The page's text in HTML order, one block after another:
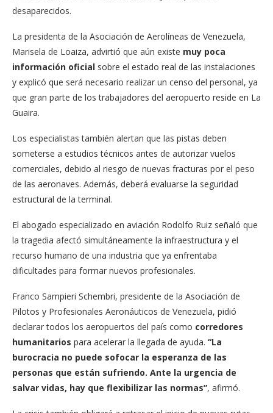
desaparecidos.
La presidenta de la Asociación de Aerolíneas de Venezuela,
Marisela de Loaiza, advirtió que aún existe muy poca
información oficial sobre el estado real de las instalaciones
y explicó que será necesario realizar un censo del personal, ya
que gran parte de los trabajadores del aeropuerto reside en La
Guaira.
Los especialistas también alertan que las pistas deben
someterse a estudios técnicos antes de autorizar vuelos
comerciales, debido al riesgo de nuevas fracturas por el peso
de las aeronaves. Además, deberá evaluarse la seguridad
estructural de la terminal.
El abogado especializado en aviación Rodolfo Ruiz señaló que
la tragedia afectó simultáneamente la infraestructura y el
recurso humano de una industria que ya enfrentaba
dificultades para formar nuevos profesionales.
Franco Sampieri Schembri, presidente de la Asociación de
Pilotos y Profesionales Aeronáuticos de Venezuela, pidió
declarar todos los aeropuertos del país como corredores
humanitarios para acelerar la llegada de ayuda. “La
burocracia no puede sofocar la esperanza de las
personas que están sufriendo. Ante la urgencia de
salvar vidas, hay que flexibilizar las normas”, afirmó.